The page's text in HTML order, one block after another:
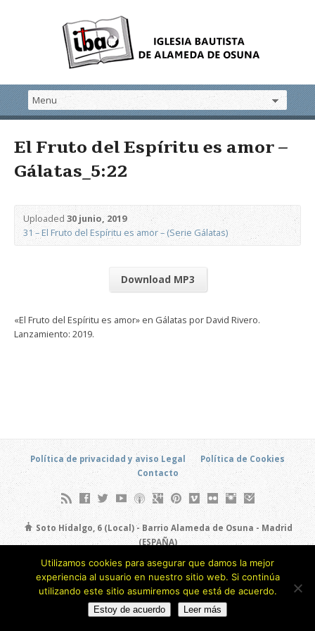
El Fruto del Espíritu es amor –
Gálatas_5:22
Uploaded30 junio, 2019
31 – El Fruto del Espíritu es amor – (Serie Gálatas)
Download MP3
«El Fruto del Espíritu es amor» en Gálatas por David Rivero.
Lanzamiento: 2019.
Política de privacidad y aviso Legal
Política de Cookies
Contacto
Soto Hidalgo, 6 (Local) - Barrio Alameda de Osuna - Madrid
(ESPAÑA)
Copyright © 2026
Utilizamos cookies para asegurar que damos la mejor
experiencia al usuario en nuestro sitio web. Si continúa
utilizando este sitio asumiremos que está de acuerdo.
Estoy de acuerdo Leer más